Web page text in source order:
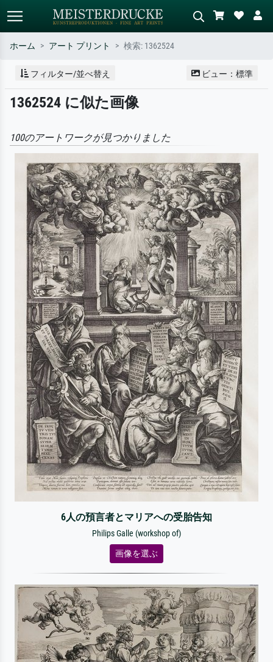
標準検索 AI画像検索
作家名・作品名・スタイルで検索
– 例：モネ、星月夜、印象派、北
シーンを説明してください – 例：
ホーム アート プリント 検索: 1362524
フィルター/並べ替え ビュー：標準
1362524 に似た画像
100のアートワークが見つかりました
6人の預言者とマリアへの受胎告知
Philips Galle (workshop of)
画像を選ぶ